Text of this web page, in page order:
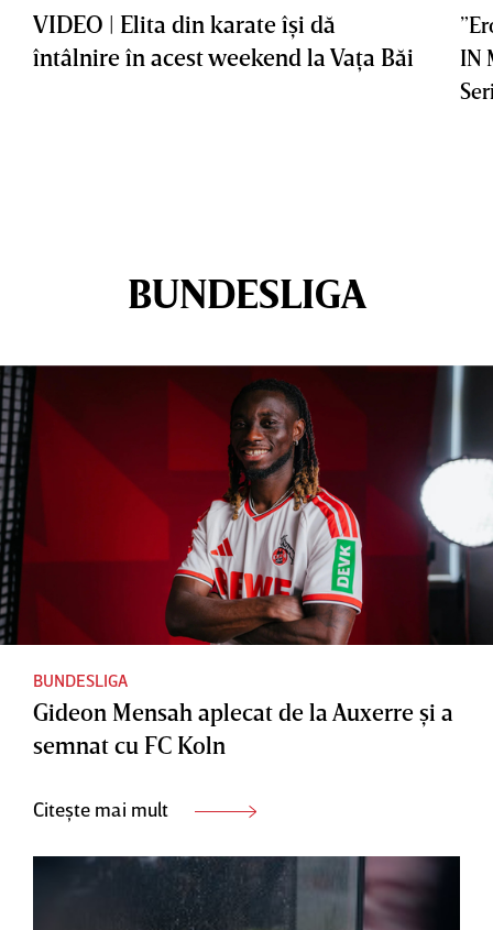
VIDEO | Elita din karate îşi dă
întâlnire în acest weekend la Vaţa Băi
IN
BUNDESLIGA
BUNDESLIGA
Gideon Mensah aplecat de la Auxerre şi a
semnat cu FC Koln
Citește mai mult